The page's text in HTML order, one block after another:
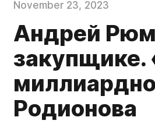
November 23, 2023
Андрей
закупщике.
Родионова